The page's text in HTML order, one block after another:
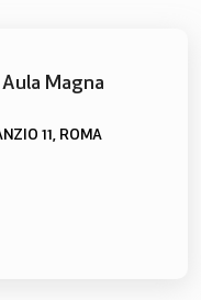
Magna
11, ROMA